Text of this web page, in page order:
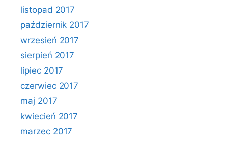
listopad 2017
październik 2017
wrzesień 2017
sierpień 2017
lipiec 2017
czerwiec 2017
maj 2017
kwiecień 2017
marzec 2017